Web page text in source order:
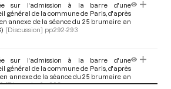
sur l'admission à la barre d'une
général de la commune de Paris, d'après
annexe de la séance du 25 brumaire an
[Discussion] pp.292-293
sur l'admission à la barre d'une
général de la commune de Paris, d'après
annexe de la séance du 25 brumaire an
[Discussion] p.293